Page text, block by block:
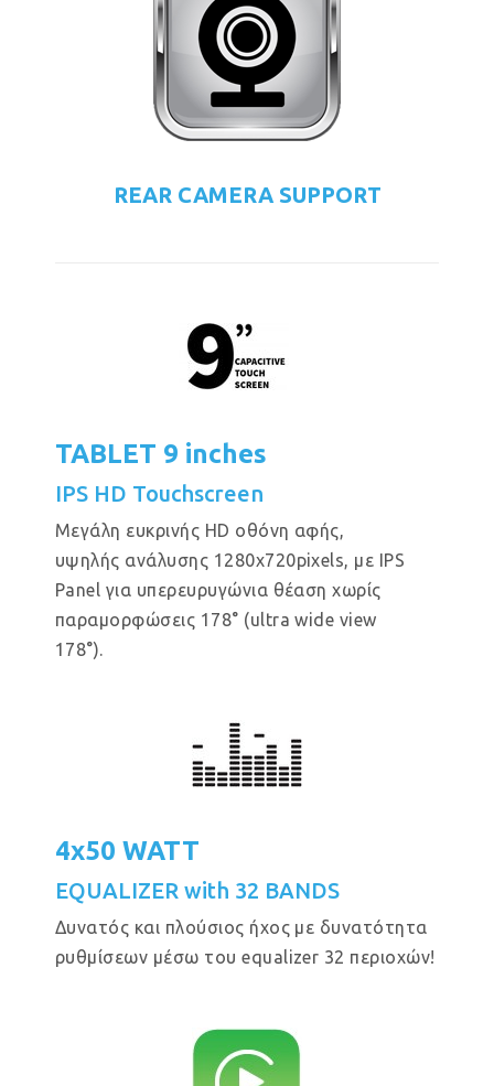
REAR CAMERA SUPPORT
TABLET 9 inches
IPS HD Touchscreen
Μεγάλη ευκρινής HD οθόνη αφής,
υψηλής ανάλυσης 1280x720pixels, με IPS
Panel για υπερευρυγώνια θέαση χωρίς
παραμορφώσεις 178° (ultra wide view
178°).
4x50 WATT
EQUALIZER with 32 BANDS
Δυνατός και πλούσιος ήχος με δυνατότητα
ρυθμίσεων μέσω του equalizer 32 περιοχών!